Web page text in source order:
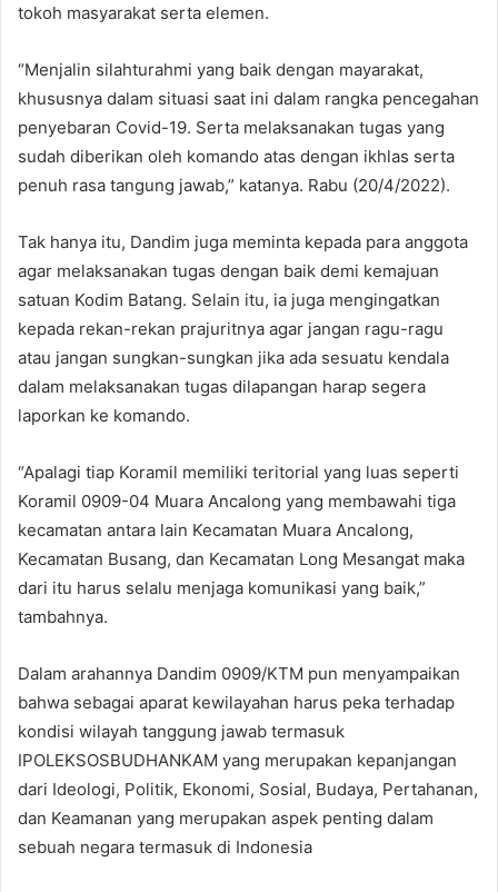
tokoh masyarakat serta elemen.
“Menjalin silahturahmi yang baik dengan mayarakat,
khususnya dalam situasi saat ini dalam rangka pencegahan
penyebaran Covid-19. Serta melaksanakan tugas yang
sudah diberikan oleh komando atas dengan ikhlas serta
penuh rasa tangung jawab,” katanya. Rabu (20/4/2022).
Tak hanya itu, Dandim juga meminta kepada para anggota
agar melaksanakan tugas dengan baik demi kemajuan
satuan Kodim Batang. Selain itu, ia juga mengingatkan
kepada rekan-rekan prajuritnya agar jangan ragu-ragu
atau jangan sungkan-sungkan jika ada sesuatu kendala
dalam melaksanakan tugas dilapangan harap segera
laporkan ke komando.
“Apalagi tiap Koramil memiliki teritorial yang luas seperti
Koramil 0909-04 Muara Ancalong yang membawahi tiga
kecamatan antara lain Kecamatan Muara Ancalong,
Kecamatan Busang, dan Kecamatan Long Mesangat maka
dari itu harus selalu menjaga komunikasi yang baik,”
tambahnya.
Dalam arahannya Dandim 0909/KTM pun menyampaikan
bahwa sebagai aparat kewilayahan harus peka terhadap
kondisi wilayah tanggung jawab termasuk
IPOLEKSOSBUDHANKAM yang merupakan kepanjangan
dari Ideologi, Politik, Ekonomi, Sosial, Budaya, Pertahanan,
dan Keamanan yang merupakan aspek penting dalam
sebuah negara termasuk di Indonesia